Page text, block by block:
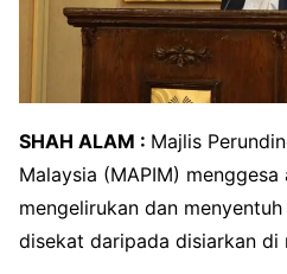
SHAH ALAM : Majlis
Malaysia (MAPIM)
mengelirukan dan
disekat daripada disiarkan di